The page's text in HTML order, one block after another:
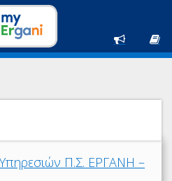
Π.Σ. ΕΡΓΑΝΗ –